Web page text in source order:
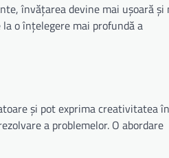
învățarea devine mai ușoară și
o înțelegere mai profundă a
și pot exprima creativitatea
a problemelor. O abordare